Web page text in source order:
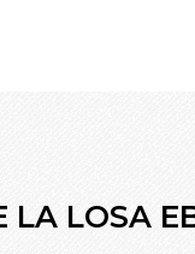
LA LOSA